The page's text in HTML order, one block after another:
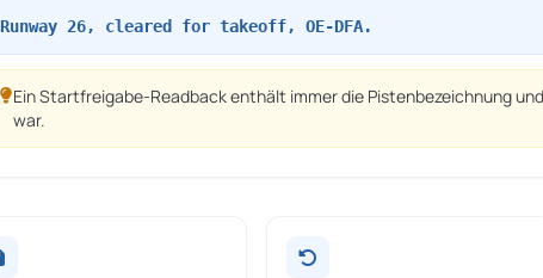
Runway 26, cleared for takeoff, OE-DFA.
Ein Startfreigabe-Readback enthält immer die Pistenbezeichnung
war.